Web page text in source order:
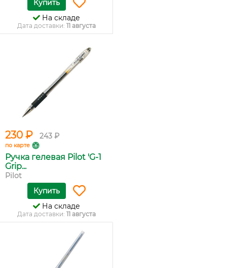
Купить
На складе
Дата доставки: 11 августа
230 ₽ 243 ₽
по карте
Ручка гелевая Pilot 'G-1
Grip...
Pilot
Купить
На складе
Дата доставки: 11 августа